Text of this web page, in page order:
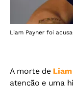
Liam Payner foi
A morte de Liam
atenção e uma